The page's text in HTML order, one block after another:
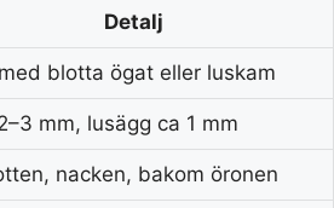
Detalj
blotta ögat eller luskam
mm, lusägg ca 1 mm
nacken, bakom öronen